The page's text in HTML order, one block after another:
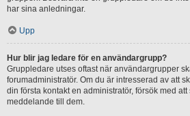
har sina anledningar.
Upp
Hur blir jag ledare för en användargrupp?
Gruppledare utses oftast när användargrupper
forumadministratör. Om du är intresserad av att
din första kontakt en administratör, försök med
meddelande till dem.